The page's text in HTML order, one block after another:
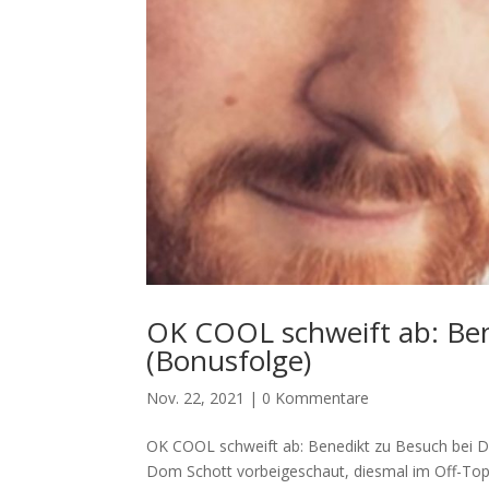
OK COOL schweift ab:
(Bonusfolge)
Nov. 22, 2021 | 0 Kommentare
OK COOL schweift ab: Benedikt zu Besuch
Dom Schott vorbeigeschaut, diesmal im Off-